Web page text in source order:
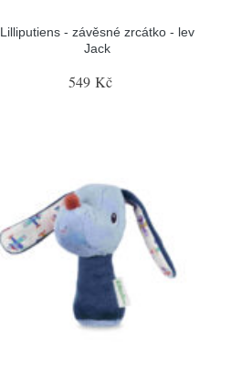
Lilliputiens - závěsné zrcátko - lev
Jack
549 Kč